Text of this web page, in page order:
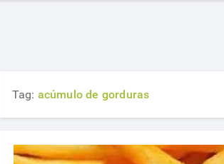
Tag: acúmulo de gorduras